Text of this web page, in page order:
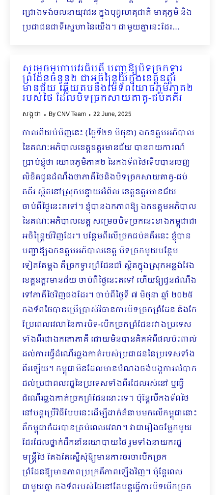
ជ្រោង​ទង់ចលនាយុវជន ក្នុងបុព្វហេតុជាតិ មាតុភូមិ និង
ប្រជាជនជាទីស្នេហានៃយើង។ ជាមួយគ្នានេះដែរ…
សម្ដេចមហាបវរធិបតី បញ្ជាឱ្យបិទច្រកទ្វារ
ព្រំដែនចំនួន២ ជាអចិន្ត្រៃយ៍ក្នុងខេត្តឧត្តរ
មានជ័យ ឆ្លើយតបនឹងមេទ័ពយោធភូមិភាគ២
របស់ថៃ ដែលបិទច្រកសាយតាគូ-ជប់គគីរ
សង្កថា ByCNV Team 22 June, 2025
កាលពីយប់មិញនេះ (ថ្ងៃទី២១ មិថុនា) ឯកឧត្តមអភិបាល
នៃគណៈអភិបាលខេត្តឧត្តរមានជ័យ បានរាយការណ៍
ប្រាប់ខ្ញុំថា យោធភូមិភាគ២ នៃកងទ័ពថៃទើបបានចេញ
លិខិតជូនដំណឹងថាភាគីថៃនិងបិទច្រកសាយតាគូ-ជប់
គគីរ ស្ថិតនៅស្រុកបន្ទាយអំពិល ខេត្តឧត្តរមានជ័យ
ចាប់ពីថ្ងៃនេះតទៅ។ ខ្ញុំបានឯកភាពឱ្យ ឯកឧត្តមអភិបាល
នៃគណៈអភិបាលខេត្ត សម្រេចបិទច្រកនេះខាងកម្ពុជាជា
អចិន្ត្រៃយ៍វិញដែរ។ បន្ថែមពីលើច្រកជប់គគីរនេះ ខ្ញុំបាន
បញ្ជាឱ្យឯកឧត្តមអភិបាលខេត្ត បិទច្រកមួយបន្ថែម
ទៀតតែម្ដង គឺច្រកទ្វារព្រំដែនជាំ ស្ថិតក្នុងស្រុកអន្លង់វែង
ខេត្តឧត្តរមានជ័យ ចាប់ពីថ្ងៃនេះតទៅ ហើយឱ្យជូនដំណឹង
ទៅភាគីថៃវិញផងដែរ។ ចាប់ពីថ្ងៃទី ៧ មិថុនា ឆ្នាំ ២០២៥
កងទ័ពថៃបានប្រើប្រាស់វិធានការបិទច្រកព្រំដែន និងកែ
ប្រែពេលវេលានៃការបិទ-បើកច្រកព្រំដែនរវាងប្រទេស
ទាំងពីរជាឯកតោភាគី ដោយមិនបានគិតអំពីផលប៉ះពាល់
ដល់ការធ្វើដំណើរឆ្លងកាត់របស់ប្រជាជននៃប្រទេសទាំង
ពីរឡើយ។ កម្ពុជាមិនដែលមានបំណងចង់បង្កការលំបាក
ដល់ប្រជាពលរដ្ឋនៃប្រទេសទាំងពីរដែលរស់នៅ ឬធ្វើ
ដំណើរឆ្លងកាត់ច្រកព្រំដែននោះទេ។ ប៉ុន្តែបើកងទ័ពថៃ
នៅបន្តប្រើវិធីបែបនេះដើម្បីដាក់គំនាបមកលើកម្ពុជានោះ
គឺកម្ពុជាកំដរបានគ្រប់ពេលវេលា។ វាជារឿងចម្លែកមួយ
ដែរដែលថ្នាក់ដឹកនាំនយោបាយថៃ រួមទាំងនាយករដ្ឋ
មន្ត្រីថៃ តែងតែស្នើសុំឱ្យមានការចរចាបើកច្រក
ព្រំដែនឱ្យមានភាពប្រក្រតីភាពឡើងវិញ។ ប៉ុន្តែពេល
ជាមួយគ្នា កងទ័ពរបស់ថៃនៅតែបន្តធ្វើការបិទបើកច្រក